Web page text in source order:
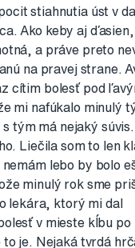
stiahnutia úst v
Ako keby aj ďasien,
a práve preto
na pravej strane.
cítim bolesť pod
mi nafúkalo minulý
tým má nejaký
Liečila som to len
lebo by bolo
minulý rok sme
lekára, ktorý mi dal
v mieste kĺbu po
je. Nejaká tvrdá